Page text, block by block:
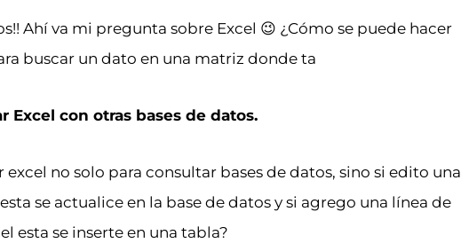
Ahí va mi pregunta sobre Excel 😉 ¿Cómo se puede hacer
buscar un dato en una matriz donde ta
Excel con otras bases de datos.
excel no solo para consultar bases de datos, sino si edito una
se actualice en la base de datos y si agrego una línea de
esta se inserte en una tabla?